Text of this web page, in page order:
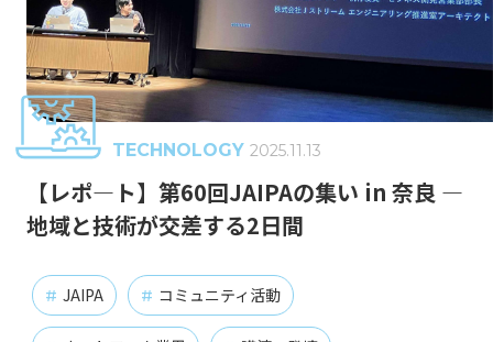
# CDN # J-Stream CDNext # J-Stream Cloud
# J-Stream Equipmedia #
# インフラエンジニア # オンプレミス
# クラウド # チャレンジ
TECHNOLOGY 2025.11.13
【レポ―ト】第60回JAIPAの集い in 奈良 ―
地域と技術が交差する2日間
# JAIPA # コミュニティ活動